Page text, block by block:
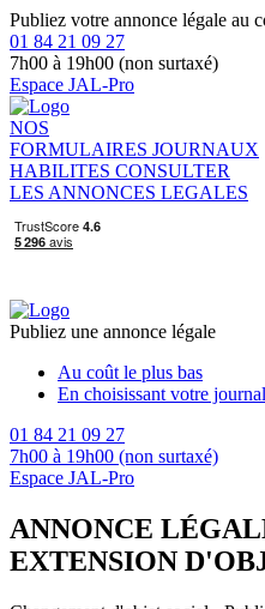
Publiez votre annonce légale au
01 84 21 09 27
7h00 à 19h00 (non surtaxé)
Espace JAL-Pro
NOS
FORMULAIRES JOURNAUX
HABILITES CONSULTER
LES ANNONCES LEGALES
Publiez une annonce légale
Au coût le plus bas
En choisissant votre journal
01 84 21 09 27
7h00 à 19h00 (non surtaxé)
Espace JAL-Pro
ANNONCE
EXTENSION